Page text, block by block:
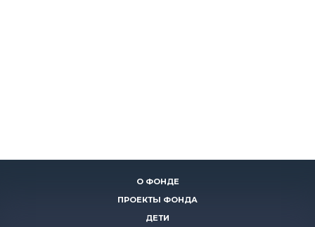
О ФОНДЕ
ПРОЕКТЫ ФОНДА
ДЕТИ